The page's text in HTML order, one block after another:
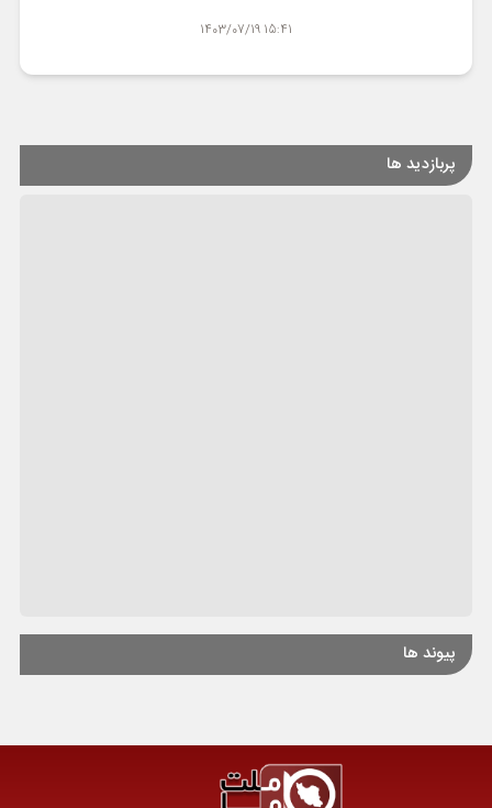
پربازدید ها
پیوند ها
15:41 1403/07/19